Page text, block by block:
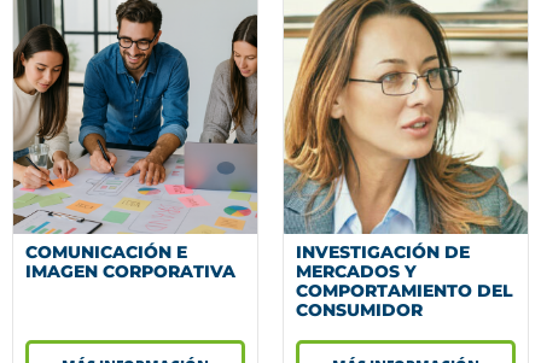
COMUNICACIÓN E
IMAGEN CORPORATIVA
INVESTIGACIÓN DE
MERCADOS Y
COMPORTAMIENTO DEL
CONSUMIDOR